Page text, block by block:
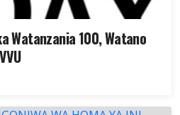
Watanzania 100, Watano